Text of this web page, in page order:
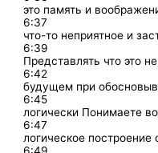
это память и
6:37
что-то неприятное и
6:39
Представлять что это
6:42
будущем при
6:45
логически Понимаете
6:47
логическое построение